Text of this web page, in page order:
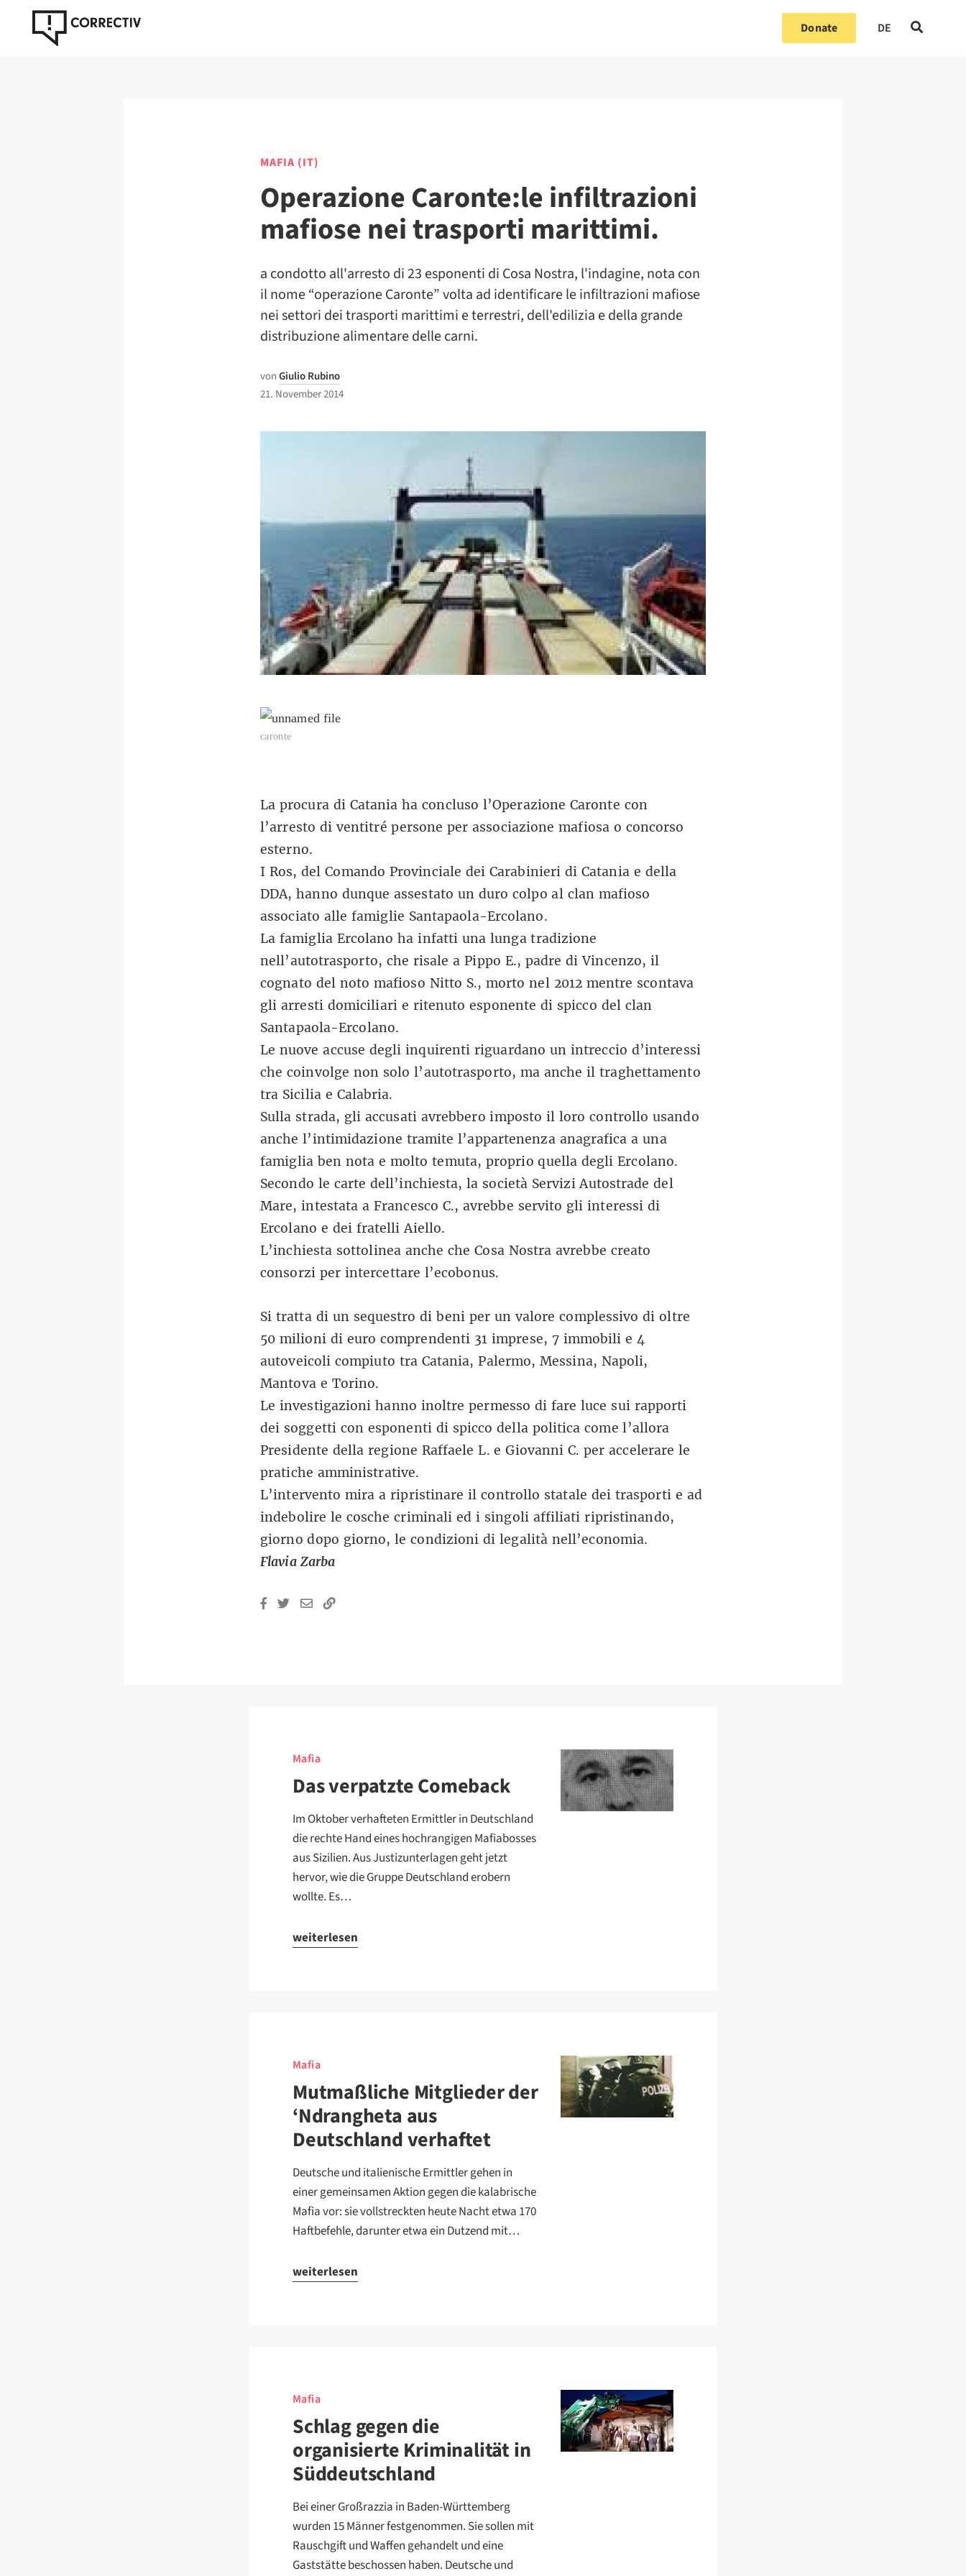
Donate DE
MAFIA (IT)
Operazione Caronte:le infiltrazioni
mafiose nei trasporti marittimi.
a condotto all'arresto di 23 esponenti di Cosa Nostra, l'indagine, nota con
il nome “operazione Caronte” volta ad identificare le infiltrazioni mafiose
nei settori dei trasporti marittimi e terrestri, dell'edilizia e della grande
distribuzione alimentare delle carni.
vonGiulio Rubino
21. November 2014
caronte
La procura di Catania ha concluso l’Operazione Caronte con
l’arresto di ventitré persone per associazione mafiosa o concorso
esterno.
I Ros, del Comando Provinciale dei Carabinieri di Catania e della
DDA, hanno dunque assestato un duro colpo al clan mafioso
associato alle famiglie Santapaola-Ercolano.
La famiglia Ercolano ha infatti una lunga tradizione
nell’autotrasporto, che risale a Pippo E., padre di Vincenzo, il
cognato del noto mafioso Nitto S., morto nel 2012 mentre scontava
gli arresti domiciliari e ritenuto esponente di spicco del clan
Santapaola-Ercolano.
Le nuove accuse degli inquirenti riguardano un intreccio d’interessi
che coinvolge non solo l’autotrasporto, ma anche il traghettamento
tra Sicilia e Calabria.
Sulla strada, gli accusati avrebbero imposto il loro controllo usando
anche l’intimidazione tramite l’appartenenza anagrafica a una
famiglia ben nota e molto temuta, proprio quella degli Ercolano.
Secondo le carte dell’inchiesta, la società Servizi Autostrade del
Mare, intestata a Francesco C., avrebbe servito gli interessi di
Ercolano e dei fratelli Aiello.
L’inchiesta sottolinea anche che Cosa Nostra avrebbe creato
consorzi per intercettare l’ecobonus.
Si tratta di un sequestro di beni per un valore complessivo di oltre
50 milioni di euro comprendenti 31 imprese, 7 immobili e 4
autoveicoli compiuto tra Catania, Palermo, Messina, Napoli,
Mantova e Torino.
Le investigazioni hanno inoltre permesso di fare luce sui rapporti
dei soggetti con esponenti di spicco della politica come l’allora
Presidente della regione Raffaele L. e Giovanni C. per accelerare le
pratiche amministrative.
L’intervento mira a ripristinare il controllo statale dei trasporti e ad
indebolire le cosche criminali ed i singoli affiliati ripristinando,
giorno dopo giorno, le condizioni di legalità nell’economia.
Flavia Zarba
Mafia
Das verpatzte Comeback
Im Oktober verhafteten Ermittler in Deutschland
die rechte Hand eines hochrangigen Mafiabosses
aus Sizilien. Aus Justizunterlagen geht jetzt
hervor, wie die Gruppe Deutschland erobern
wollte. Es…
weiterlesen
Mafia
Mutmaßliche Mitglieder der
‘Ndrangheta aus
Deutschland verhaftet
Deutsche und italienische Ermittler gehen in
einer gemeinsamen Aktion gegen die kalabrische
Mafia vor: sie vollstreckten heute Nacht etwa 170
Haftbefehle, darunter etwa ein Dutzend mit…
weiterlesen
Mafia
Schlag gegen die
organisierte Kriminalität in
Süddeutschland
Bei einer Großrazzia in Baden-Württemberg
wurden 15 Männer festgenommen. Sie sollen mit
Rauschgift und Waffen gehandelt und eine
Gaststätte beschossen haben. Deutsche und